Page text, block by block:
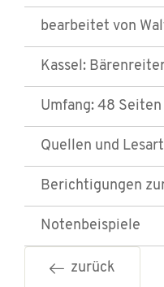
bearbeitet von
Kassel:
Umfang: 48 Seiten
Quellen und
Berichtigungen
Notenbeispiele
zurück